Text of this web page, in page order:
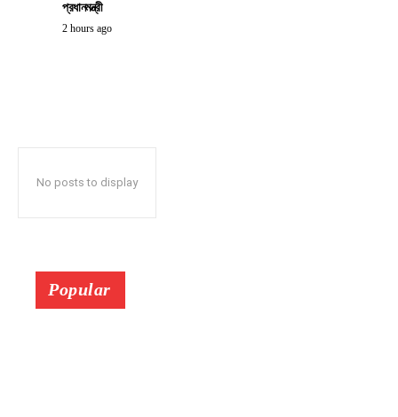
প্রধানমন্ত্রী
2 hours ago
No posts to display
Popular